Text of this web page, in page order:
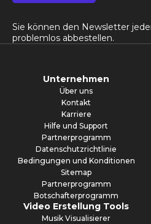
Sie können den Newsletter
problemlos abbestellen.
Unternehmen
Über uns
Kontakt
Karriere
Hilfe und Support
Partnerprogramm
Datenschutzrichtlinie
Bedingungen und Konditionen
Sitemap
Partnerprogramm
Botschafterprogramm
Video Erstellung Tools
Musik Visualisierer